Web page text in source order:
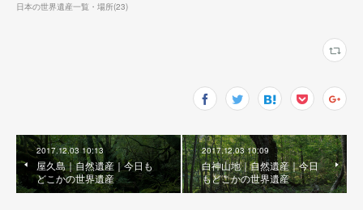
日本の世界遺産一覧・場所(23)
2017.12.03 10:13
屋久島｜自然遺産｜今日も
どこかの世界遺産
2017.12.03 10:09
白神山地｜自然遺産｜今日
もどこかの世界遺産